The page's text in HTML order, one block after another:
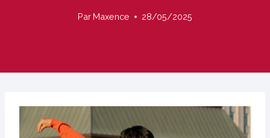
Par Maxence 28/05/2025